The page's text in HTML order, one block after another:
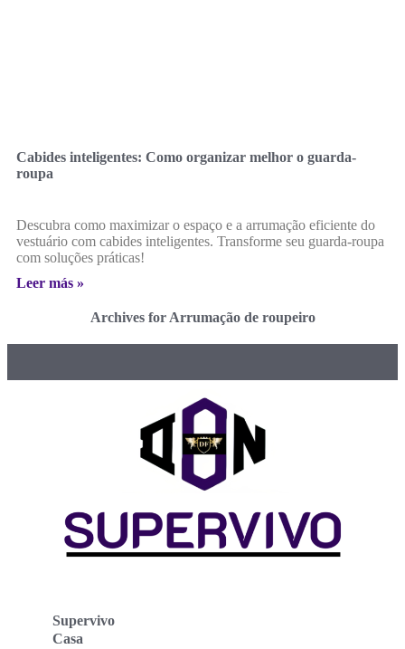
Cabides inteligentes: Como organizar melhor o guarda-
roupa
Descubra como maximizar o espaço e a arrumação eficiente do
vestuário com cabides inteligentes. Transforme seu guarda-roupa
com soluções práticas!
Leer más »
Archives for Arrumação de roupeiro
Supervivo
Casa